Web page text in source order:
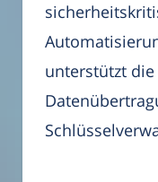
unterstützt